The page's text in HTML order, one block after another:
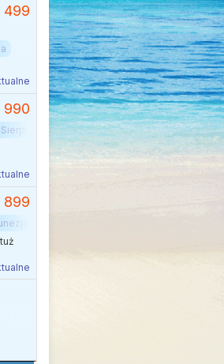
499
990
Sierpień Wakacje Afryka
899